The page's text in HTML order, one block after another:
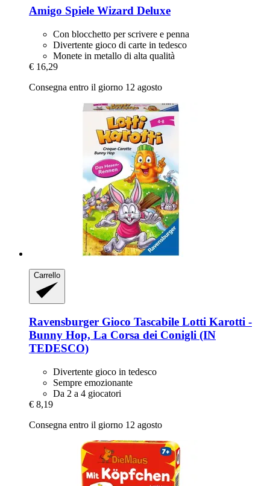
Amigo Spiele Wizard Deluxe
Con blocchetto per scrivere e penna
Divertente gioco di carte in tedesco
Monete in metallo di alta qualità
€ 16,29
Consegna entro il giorno 12 agosto
Carrello
Ravensburger Gioco Tascabile Lotti Karotti -​
Bunny Hop, La Corsa dei Conigli (IN
TEDESCO)
Divertente gioco in tedesco
Sempre emozionante
Da 2 a 4 giocatori
€ 8,19
Consegna entro il giorno 12 agosto